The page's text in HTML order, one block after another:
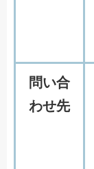
問い合
わせ先